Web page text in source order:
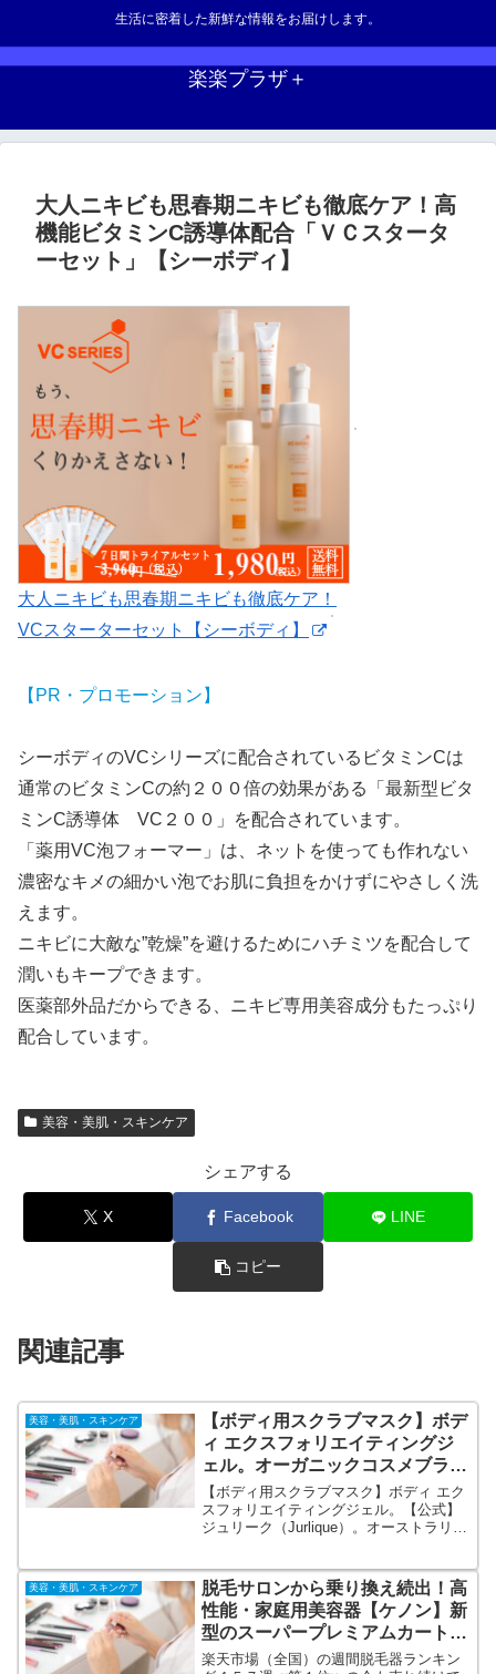
生活に密着した新鮮な情報をお届けします。
楽楽プラザ＋
大人ニキビも思春期ニキビも徹底ケア！高
機能ビタミンC誘導体配合「ＶＣスタータ
ーセット」【シーボディ】
大人ニキビも思春期ニキビも徹底ケア！
VCスターターセット【シーボディ】
【PR・プロモーション】
シーボディのVCシリーズに配合されているビタミンCは
通常のビタミンCの約２００倍の効果がある「最新型ビタ
ミンC誘導体 VC２００」を配合されています。
「薬用VC泡フォーマー」は、ネットを使っても作れない
濃密なキメの細かい泡でお肌に負担をかけずにやさしく洗
えます。
ニキビに大敵な”乾燥”を避けるためにハチミツを配合して
潤いもキープできます。
医薬部外品だからできる、ニキビ専用美容成分もたっぷり
配合しています。
美容・美肌・スキンケア
シェアする
X Facebook LINE
コピー
関連記事
美容・美肌・スキンケア
【ボディ用スクラブマスク】ボデ
ィ エクスフォリエイティングジ
ェル。オーガニックコスメブラン
ド【ジュリーク（Jurlique）】
【ボディ用スクラブマスク】ボディ エク
スフォリエイティングジェル。【公式】
ジュリーク（Jurlique）。オーストラリア
ムアイテム。全身丸ごと全身とぅるとぅ
る肌へ導く！
美容・美肌・スキンケア
脱毛サロンから乗り換え続出！高
性能・家庭用美容器【ケノン】新
型のスーパープレミアムカートリ
ッジ登場！
楽天市場（全国）の週間脱毛器ランキン